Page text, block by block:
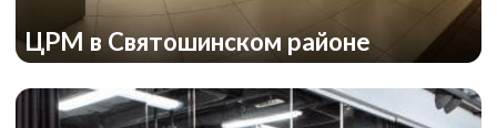
ЦРМ в Святошинском районе